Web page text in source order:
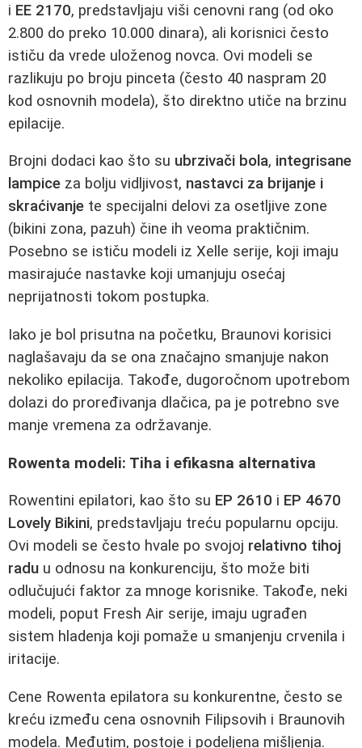
i EE 2170, predstavljaju viši cenovni rang (od oko
2.800 do preko 10.000 dinara), ali korisnici često
ističu da vrede uloženog novca. Ovi modeli se
razlikuju po broju pinceta (često 40 naspram 20
kod osnovnih modela), što direktno utiče na brzinu
epilacije.
Brojni dodaci kao što su ubrzivači bola, integrisane
lampice za bolju vidljivost, nastavci za brijanje i
skraćivanje te specijalni delovi za osetljive zone
(bikini zona, pazuh) čine ih veoma praktičnim.
Posebno se ističu modeli iz Xelle serije, koji imaju
masirajuće nastavke koji umanjuju osećaj
neprijatnosti tokom postupka.
Iako je bol prisutna na početku, Braunovi korisici
naglašavaju da se ona značajno smanjuje nakon
nekoliko epilacija. Takođe, dugoročnom upotrebom
dolazi do proređivanja dlačica, pa je potrebno sve
manje vremena za održavanje.
Rowenta modeli: Tiha i efikasna alternativa
Rowentini epilatori, kao što su EP 2610 i EP 4670
Lovely Bikini, predstavljaju treću popularnu opciju.
Ovi modeli se često hvale po svojoj relativno tihoj
radu u odnosu na konkurenciju, što može biti
odlučujući faktor za mnoge korisnike. Takođe, neki
modeli, poput Fresh Air serije, imaju ugrađen
sistem hladenja koji pomaže u smanjenju crvenila i
iritacije.
Cene Rowenta epilatora su konkurentne, često se
kreću između cena osnovnih Filipsovih i Braunovih
modela. Međutim, postoje i podeljena mišljenja.